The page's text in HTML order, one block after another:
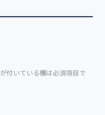
が付いている欄は必須項目で